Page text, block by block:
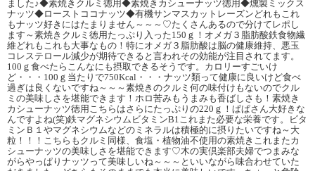
ました♪◆素焼きクルミ徳用◆素焼きカシューナッツ徳用◆燻製ミックス
ナッツ◆ローストココナッツ◆有機サンマスカットレーズンどれもこれ
もナッツ好きにはたまりません～～～♡たくさんあるので分けてレポし
ます～素焼きクルミ徳用たっぷり入った150ｇ！オメガ３脂肪酸鉄食物繊
維どれもこれも大事なもの！特にオメガ３脂肪酸は脳の健康維持、悪玉
コレステロール減少が期待できると言われその効能が注目されてます。
100ｇ食べたらこんなにも摂取できるそうです。カロリーすごいけ
ど・・・100ｇ当たりで750Kcal・・・ナッツ類って健康に良いけど食べ
過ぎは良くないですね～～～素焼きのクルミ何の味付けもないのでクル
ミの美味しさを堪能できます！ホロ苦みもうまみも香ばしさも！素焼き
カシューナッツ徳用こちらはさらにたっぷりの220ｇ！ぱぱさん大好きな
んですよね(笑)鉄マグネシウムビタミンB1これまた必要な栄養です。ビタ
ミンＢ１やマグネシウムなどのミネラルは積極的に摂りたいですね～大
粒！！！こちらもクルミ同様、食塩・植物油不使用の素焼きこれまたカ
シューナッツの美味しさを堪能できます♡木の実倶楽部夫婦でつまみな
がらやっぱりナッツって美味しいね～～～といいながら味合わせていた